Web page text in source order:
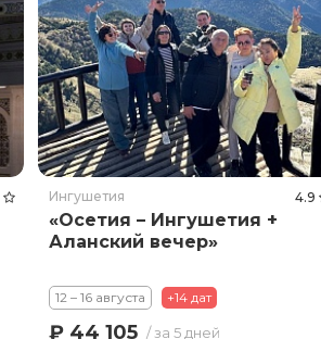
Ингушетия 4.9
«Осетия – Ингушетия +
Аланский вечер»
12 – 16 августа +14 дат
₽ 44 105 / за 5 дней